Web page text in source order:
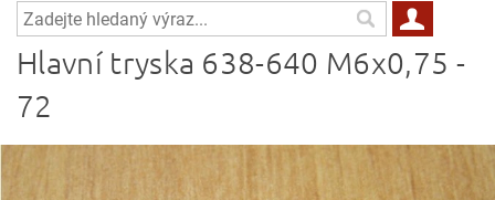
Hlavní tryska 638-640 M6x0,75 -
72